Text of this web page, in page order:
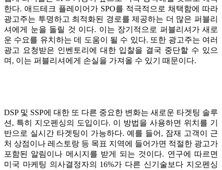
한다. 애드테크 플레이어가 SPO를 적극적으로 채택함에 따라
광고주는 투명하고 최적화된 경로를 제공하는 더 많은 퍼블리
셔에게 눈을 돌릴 것 이다. 이는 장기적으로 퍼블리셔가 새로
운 수요를 유치하는 데 도움이 될 수 있다. 또한 광고주는 여러
광고 요청받은 인벤토리에 대한 입찰을 결국 중단할 수 있으
며, 이는 퍼블리셔에게 손실을 가져올 수 있기 때문이다.
DSP 및 SSP에 대한 또 다른 중요한 변화는 새로운 타겟팅 솔루
션, 특히 지오펜싱의 도입이다. 이 방법을 사용하면 위치를 기
반으로 실시간 타겟팅이 가능하다. 예를 들어, 잠재 고객이 근
처 상점이나 레스토랑 등 목표 지역에 들어가면 적절한 광고가
포함된 알림이나 메시지를 받게 되는 것이다. 연구에 따르면
미국 마케팅 의사결정자의 16%가 다른 신기술보다 지오펜싱